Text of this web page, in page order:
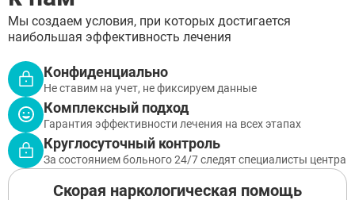
Мы создаем условия, при которых достигается
наибольшая эффективность лечения
Конфиденциально
Не ставим на учет, не фиксируем данные
Комплексный подход
Гарантия эффективности лечения на всех этапах
Круглосуточный контроль
За состоянием больного 24/7 следят специалисты центра
Скорая наркологическая помощь